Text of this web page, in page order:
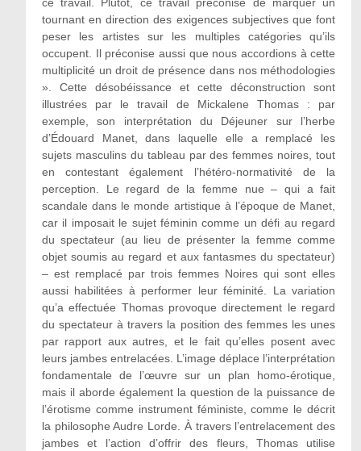
tournant en direction des exigences subjectives que font
peser les artistes sur les multiples catégories qu’ils
occupent. Il préconise aussi que nous accordions à cette
multiplicité un droit de présence dans nos méthodologies
». Cette désobéissance et cette déconstruction sont
illustrées par le travail de Mickalene Thomas : par
exemple, son interprétation du Déjeuner sur l’herbe
d’Édouard Manet, dans laquelle elle a remplacé les
sujets masculins du tableau par des femmes noires, tout
en contestant également l’hétéro-normativité de la
perception. Le regard de la femme nue – qui a fait
scandale dans le monde artistique à l’époque de Manet,
car il imposait le sujet féminin comme un défi au regard
du spectateur (au lieu de présenter la femme comme
objet soumis au regard et aux fantasmes du spectateur)
– est remplacé par trois femmes Noires qui sont elles
aussi habilitées à performer leur féminité. La variation
qu’a effectuée Thomas provoque directement le regard
du spectateur à travers la position des femmes les unes
par rapport aux autres, et le fait qu’elles posent avec
leurs jambes entrelacées. L’image déplace l’interprétation
fondamentale de l’œuvre sur un plan homo-érotique,
mais il aborde également la question de la puissance de
l’érotisme comme instrument féministe, comme le décrit
la philosophe Audre Lorde. À travers l’entrelacement des
jambes et l’action d’offrir des fleurs, Thomas utilise